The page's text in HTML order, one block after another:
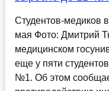
Студентов-медиков
мая Фото: Дмитрий
медицинском
еще у пяти
№1. Об этом